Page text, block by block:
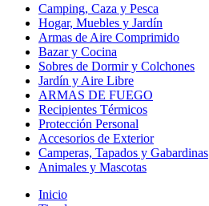
Camping, Caza y Pesca
Hogar, Muebles y Jardín
Armas de Aire Comprimido
Bazar y Cocina
Sobres de Dormir y Colchones
Jardín y Aire Libre
ARMAS DE FUEGO
Recipientes Térmicos
Protección Personal
Accesorios de Exterior
Camperas, Tapados y Gabardinas
Animales y Mascotas
Inicio